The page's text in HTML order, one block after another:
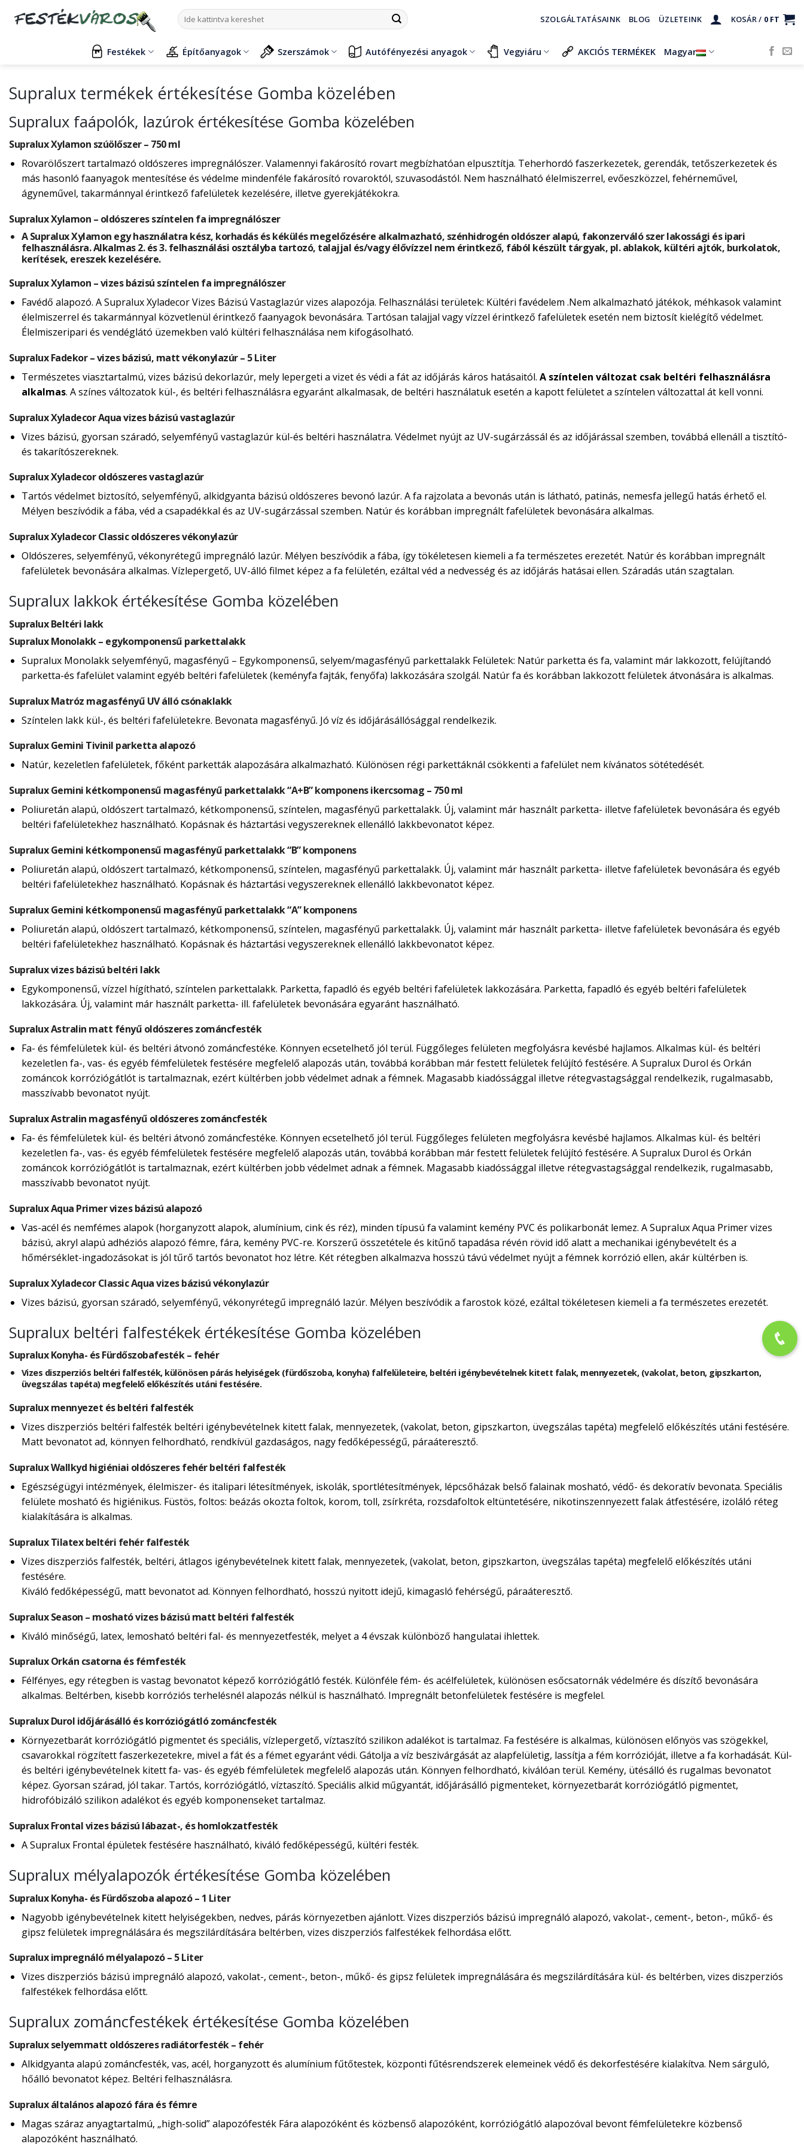
Keresés
a
SZOLGÁLTATÁSAINK BLOG ÜZLETEINK KOSÁR / 0 FT
Festékek Építőanyagok Szerszámok Autófényezési anyagok Vegyiáru AKCIÓS TERMÉKEK Magyar
Supralux termékek értékesítése Gomba közelében
Supralux faápolók, lazúrok értékesítése Gomba közelében
Supralux Xylamon szúölőszer – 750 ml
Rovarölőszert tartalmazó oldószeres impregnálószer. Valamennyi fakárosító rovart megbízhatóan elpusztítja. Teherhordó faszerkezetek, gerendák, tetőszerkezetek és
más hasonló faanyagok mentesítése és védelme mindenféle fakárosító rovaroktól, szuvasodástól. Nem használható élelmiszerrel, evőeszközzel, fehérneművel,
ágyneművel, takarmánnyal érintkező fafelületek kezelésére, illetve gyerekjátékokra.
Supralux Xylamon – oldószeres színtelen fa impregnálószer
A Supralux Xylamon egy használatra kész, korhadás és kékülés megelőzésére alkalmazható, szénhidrogén oldószer alapú, fakonzerváló szer lakossági és ipari
felhasználásra. Alkalmas 2. és 3. felhasználási osztályba tartozó, talajjal és/vagy élővízzel nem érintkező, fából készült tárgyak, pl. ablakok, kültéri ajtók, burkolatok,
kerítések, ereszek kezelésére.
Supralux Xylamon – vizes bázisú színtelen fa impregnálószer
Favédő alapozó. A Supralux Xyladecor Vizes Bázisú Vastaglazúr vizes alapozója. Felhasználási területek: Kültéri favédelem .Nem alkalmazható játékok, méhkasok valamint
élelmiszerrel és takarmánnyal közvetlenül érintkező faanyagok bevonására. Tartósan talajjal vagy vízzel érintkező fafelületek esetén nem biztosít kielégítő védelmet.
Élelmiszeripari és vendéglátó üzemekben való kültéri felhasználása nem kifogásolható.
Supralux Fadekor – vizes bázisú, matt vékonylazúr – 5 Liter
Természetes viasztartalmú, vizes bázisú dekorlazúr, mely lepergeti a vizet és védi a fát az időjárás káros hatásaitól. A színtelen változat csak beltéri felhasználásra
alkalmas. A színes változatok kül-, és beltéri felhasználásra egyaránt alkalmasak, de beltéri használatuk esetén a kapott felületet a színtelen változattal át kell vonni.
Supralux Xyladecor Aqua vizes bázisú vastaglazúr
Vizes bázisú, gyorsan száradó, selyemfényű vastaglazúr kül-és beltéri használatra. Védelmet nyújt az UV-sugárzássál és az időjárással szemben, továbbá ellenáll a tisztító-
és takarítószereknek.
Supralux Xyladecor oldószeres vastaglazúr
Tartós védelmet biztosító, selyemfényű, alkidgyanta bázisú oldószeres bevonó lazúr. A fa rajzolata a bevonás után is látható, patinás, nemesfa jellegű hatás érhető el.
Mélyen beszívódik a fába, véd a csapadékkal és az UV-sugárzással szemben. Natúr és korábban impregnált fafelületek bevonására alkalmas.
Supralux Xyladecor Classic oldószeres vékonylazúr
Oldószeres, selyemfényű, vékonyrétegű impregnáló lazúr. Mélyen beszívódik a fába, így tökéletesen kiemeli a fa természetes erezetét. Natúr és korábban impregnált
fafelületek bevonására alkalmas. Vízlepergető, UV-álló filmet képez a fa felületén, ezáltal véd a nedvesség és az időjárás hatásai ellen. Száradás után szagtalan.
Supralux lakkok értékesítése Gomba közelében
Supralux Beltéri lakk
Supralux Monolakk – egykomponensű parkettalakk
Supralux Monolakk selyemfényű, magasfényű – Egykomponensű, selyem/magasfényű parkettalakk Felületek: Natúr parketta és fa, valamint már lakkozott, felújítandó
parketta-és fafelület valamint egyéb beltéri fafelületek (keményfa fajták, fenyőfa) lakkozására szolgál. Natúr fa és korábban lakkozott felületek átvonására is alkalmas.
Supralux Matróz magasfényű UV álló csónaklakk
Színtelen lakk kül-, és beltéri fafelületekre. Bevonata magasfényű. Jó víz és időjárásállósággal rendelkezik.
Supralux Gemini Tivinil parketta alapozó
Natúr, kezeletlen fafelületek, főként parketták alapozására alkalmazható. Különösen régi parkettáknál csökkenti a fafelület nem kívánatos sötétedését.
Supralux Gemini kétkomponensű magasfényű parkettalakk “A+B” komponens ikercsomag – 750 ml
Poliuretán alapú, oldószert tartalmazó, kétkomponensű, színtelen, magasfényű parkettalakk. Új, valamint már használt parketta- illetve fafelületek bevonására és egyéb
beltéri fafelületekhez használható. Kopásnak és háztartási vegyszereknek ellenálló lakkbevonatot képez.
Supralux Gemini kétkomponensű magasfényű parkettalakk “B” komponens
Poliuretán alapú, oldószert tartalmazó, kétkomponensű, színtelen, magasfényű parkettalakk. Új, valamint már használt parketta- illetve fafelületek bevonására és egyéb
beltéri fafelületekhez használható. Kopásnak és háztartási vegyszereknek ellenálló lakkbevonatot képez.
Supralux Gemini kétkomponensű magasfényű parkettalakk “A” komponens
Poliuretán alapú, oldószert tartalmazó, kétkomponensű, színtelen, magasfényű parkettalakk. Új, valamint már használt parketta- illetve fafelületek bevonására és egyéb
beltéri fafelületekhez használható. Kopásnak és háztartási vegyszereknek ellenálló lakkbevonatot képez.
Supralux vizes bázisú beltéri lakk
Egykomponensű, vízzel hígítható, színtelen parkettalakk. Parketta, fapadló és egyéb beltéri fafelületek lakkozására. Parketta, fapadló és egyéb beltéri fafelületek
lakkozására. Új, valamint már használt parketta- ill. fafelületek bevonására egyaránt használható.
Supralux Astralin matt fényű oldószeres zománcfesték
Fa- és fémfelületek kül- és beltéri átvonó zománcfestéke. Könnyen ecsetelhető jól terül. Függőleges felületen megfolyásra kevésbé hajlamos. Alkalmas kül- és beltéri
kezeletlen fa-, vas- és egyéb fémfelületek festésére megfelelő alapozás után, továbbá korábban már festett felületek felújító festésére. A Supralux Durol és Orkán
zománcok korróziógátlót is tartalmaznak, ezért kültérben jobb védelmet adnak a fémnek. Magasabb kiadóssággal illetve rétegvastagsággal rendelkezik, rugalmasabb,
masszívabb bevonatot nyújt.
Supralux Astralin magasfényű oldószeres zománcfesték
Fa- és fémfelületek kül- és beltéri átvonó zománcfestéke. Könnyen ecsetelhető jól terül. Függőleges felületen megfolyásra kevésbé hajlamos. Alkalmas kül- és beltéri
kezeletlen fa-, vas- és egyéb fémfelületek festésére megfelelő alapozás után, továbbá korábban már festett felületek felújító festésére. A Supralux Durol és Orkán
zománcok korróziógátlót is tartalmaznak, ezért kültérben jobb védelmet adnak a fémnek. Magasabb kiadóssággal illetve rétegvastagsággal rendelkezik, rugalmasabb,
masszívabb bevonatot nyújt.
Supralux Aqua Primer vizes bázisú alapozó
Vas-acél és nemfémes alapok (horganyzott alapok, alumínium, cink és réz), minden típusú fa valamint kemény PVC és polikarbonát lemez. A Supralux Aqua Primer vizes
bázisú, akryl alapú adhéziós alapozó fémre, fára, kemény PVC-re. Korszerű összetétele és kitűnő tapadása révén rövid idő alatt a mechanikai igénybevételt és a
hőmérséklet-ingadozásokat is jól tűrő tartós bevonatot hoz létre. Két rétegben alkalmazva hosszú távú védelmet nyújt a fémnek korrózió ellen, akár kültérben is.
Supralux Xyladecor Classic Aqua vizes bázisú vékonylazúr
Vizes bázisú, gyorsan száradó, selyemfényű, vékonyrétegű impregnáló lazúr. Mélyen beszívódik a farostok közé, ezáltal tökéletesen kiemeli a fa természetes erezetét.
Supralux beltéri falfestékek értékesítése Gomba közelében
Supralux Konyha- és Fürdőszobafesték – fehér
Vizes diszperziós beltéri falfesték, különösen párás helyiségek (fürdőszoba, konyha) falfelületeire, beltéri igénybevételnek kitett falak, mennyezetek, (vakolat, beton, gipszkarton,
üvegszálas tapéta) megfelelő előkészítés utáni festésére.
Supralux mennyezet és beltéri falfesték
Vizes diszperziós beltéri falfesték beltéri igénybevételnek kitett falak, mennyezetek, (vakolat, beton, gipszkarton, üvegszálas tapéta) megfelelő előkészítés utáni festésére.
Matt bevonatot ad, könnyen felhordható, rendkívül gazdaságos, nagy fedőképességű, páraáteresztő.
Supralux Wallkyd higiéniai oldószeres fehér beltéri falfesték
Egészségügyi intézmények, élelmiszer- és italipari létesítmények, iskolák, sportlétesítmények, lépcsőházak belső falainak mosható, védő- és dekoratív bevonata. Speciális
felülete mosható és higiénikus. Füstös, foltos: beázás okozta foltok, korom, toll, zsírkréta, rozsdafoltok eltüntetésére, nikotinszennyezett falak átfestésére, izoláló réteg
kialakítására is alkalmas.
Supralux Tilatex beltéri fehér falfesték
Vizes diszperziós falfesték, beltéri, átlagos igénybevételnek kitett falak, mennyezetek, (vakolat, beton, gipszkarton, üvegszálas tapéta) megfelelő előkészítés utáni
festésére.
Kiváló fedőképességű, matt bevonatot ad. Könnyen felhordható, hosszú nyitott idejű, kimagasló fehérségű, páraáteresztő.
Supralux Season – mosható vizes bázisú matt beltéri falfesték
Kiváló minőségű, latex, lemosható beltéri fal- és mennyezetfesték, melyet a 4 évszak különböző hangulatai ihlettek.
Supralux Orkán csatorna és fémfesték
Félfényes, egy rétegben is vastag bevonatot képező korróziógátló festék. Különféle fém- és acélfelületek, különösen esőcsatornák védelmére és díszítő bevonására
alkalmas. Beltérben, kisebb korróziós terhelésnél alapozás nélkül is használható. Impregnált betonfelületek festésére is megfelel.
Supralux Durol időjárásálló és korróziógátló zománcfesték
Környezetbarát korróziógátló pigmentet és speciális, vízlepergető, víztaszító szilikon adalékot is tartalmaz. Fa festésére is alkalmas, különösen előnyös vas szögekkel,
csavarokkal rögzített faszerkezetekre, mivel a fát és a fémet egyaránt védi. Gátolja a víz beszivárgását az alapfelületig, lassítja a fém korrózióját, illetve a fa korhadását. Kül-
és beltéri igénybevételnek kitett fa- vas- és egyéb fémfelületek megfelelő alapozás után. Könnyen felhordható, kiválóan terül. Kemény, ütésálló és rugalmas bevonatot
képez. Gyorsan szárad, jól takar. Tartós, korróziógátló, víztaszító. Speciális alkid műgyantát, időjárásálló pigmenteket, környezetbarát korróziógátló pigmentet,
hidrofóbizáló szilikon adalékot és egyéb komponenseket tartalmaz.
Supralux Frontal vizes bázisú lábazat-, és homlokzatfesték
A Supralux Frontal épületek festésére használható, kiváló fedőképességű, kültéri festék.
Supralux mélyalapozók értékesítése Gomba közelében
Supralux Konyha- és Fürdőszoba alapozó – 1 Liter
Nagyobb igénybevételnek kitett helyiségekben, nedves, párás környezetben ajánlott. Vizes diszperziós bázisú impregnáló alapozó, vakolat-, cement-, beton-, műkő- és
gipsz felületek impregnálására és megszilárdítására beltérben, vizes diszperziós falfestékek felhordása előtt.
Supralux impregnáló mélyalapozó – 5 Liter
Vizes diszperziós bázisú impregnáló alapozó, vakolat-, cement-, beton-, műkő- és gipsz felületek impregnálására és megszilárdítására kül- és beltérben, vizes diszperziós
falfestékek felhordása előtt.
Supralux zománcfestékek értékesítése Gomba közelében
Supralux selyemmatt oldószeres radiátorfesték – fehér
Alkidgyanta alapú zománcfesték, vas, acél, horganyzott és alumínium fűtőtestek, központi fűtésrendszerek elemeinek védő és dekorfestésére kialakítva. Nem sárguló,
hőálló bevonatot képez. Beltéri felhasználásra.
Supralux általános alapozó fára és fémre
Magas száraz anyagtartalmú, „high-solid” alapozófesték Fára alapozóként és közbenső alapozóként, korróziógátló alapozóval bevont fémfelületekre közbenső
alapozóként használható.